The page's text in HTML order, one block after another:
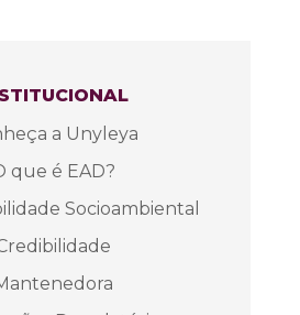
a Unyleya
que é EAD?
Socioambiental